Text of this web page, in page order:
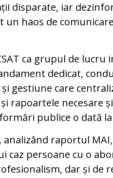
disparate, iar
haos de
ca grupul de
dedicat,
gestiune care
rapoartele necesare
publice o dată
analizând raportul
caz persoane cu o
dar și de